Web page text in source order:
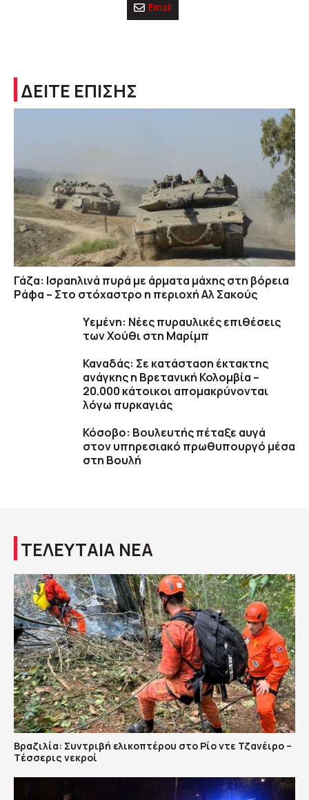
Email
ΔΕΙΤΕ ΕΠΙΣΗΣ
Γάζα: Ισραηλινά πυρά με άρματα μάχης στη βόρεια
Ράφα – Στο στόχαστρο η περιοχή Αλ Σακούς
Υεμένη: Nέες πυραυλικές επιθέσεις
των Χούθι στη Μαρίμπ
Καναδάς: Σε κατάσταση έκτακτης
ανάγκης η Βρετανική Κολομβία –
20.000 κάτοικοι απομακρύνονται
λόγω πυρκαγιάς
Κόσοβο: Βουλευτής πέταξε αυγά
στον υπηρεσιακό πρωθυπουργό μέσα
στη Βουλή
ΤΕΛΕΥΤΑΙΑ ΝΕΑ
Βραζιλία: Συντριβή ελικοπτέρου στο Ρίο ντε Τζανέιρο –
Tέσσερις νεκροί